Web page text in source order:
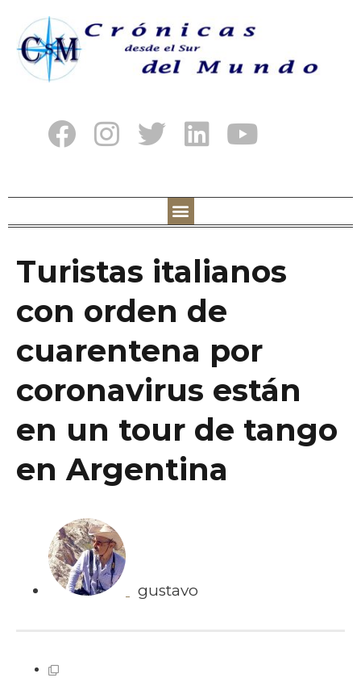
Turistas italianos
con orden de
cuarentena por
coronavirus están
en un tour de tango
en Argentina
gustavo